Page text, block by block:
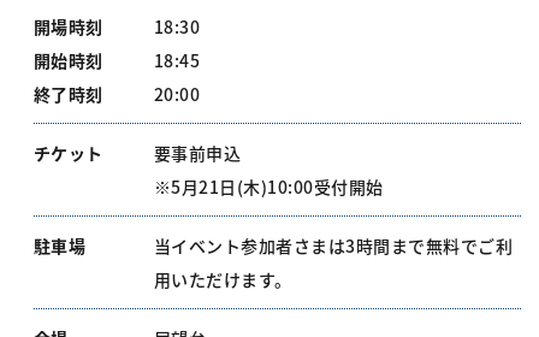
開場時刻
18:30
開始時刻
18:45
終了時刻
20:00
チケット
要事前申込
※5月21日(木)10:00受付開始
駐車場
当イベント参加者さまは3時間まで無料でご利
用いただけます。